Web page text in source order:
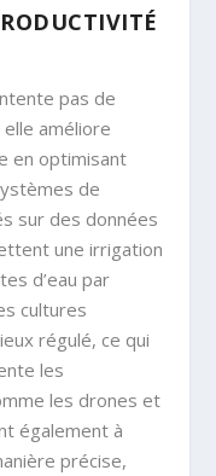
pas de
améliore
en optimisant
de
sur des données
une irrigation
d’eau par
cultures
régulé, ce qui
les
les drones et
également à
précise,